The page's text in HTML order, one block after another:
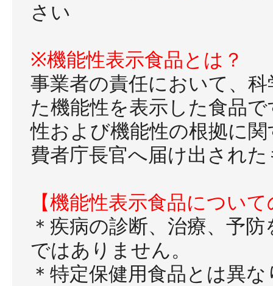
さい
※機能性表示食品とは？
事業者の責任において、
た機能性を表示した食品
性および機能性の根拠に
費者庁長官へ届け出され
【機能性表示食品につい
＊疾病の診断、治療、予
ではありません。
＊特定保健用食品とは異